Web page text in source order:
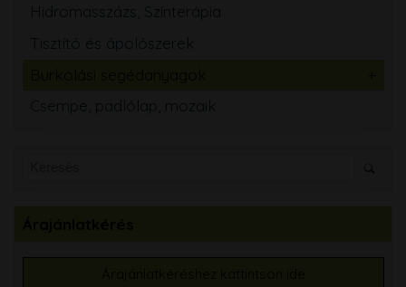
Hidromasszázs, Színterápia
Tisztító és ápolószerek
Csempe, padlólap, mozaik